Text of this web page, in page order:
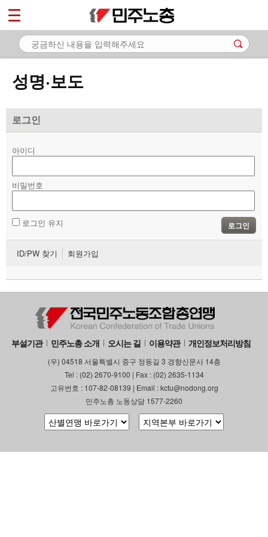
성명·보도
로그인
아이디
비밀번호
로그인 유지 로그인
ID/PW 찾기 회원가입
부설기관 민주노총 소개 오시는 길 이용약관 개인정보처리방침
(우) 04518 서울특별시 중구 정동길 3 경향신문사 14층
Tel : (02) 2670-9100 | Fax : (02) 2635-1134
고유번호 : 107-82-08139 | Email : kctu@nodong.org
민주노총 노동상담 1577-2260
마이페이지
소개
- 공지사항
- 성명·보도
자료
부설기관
업무